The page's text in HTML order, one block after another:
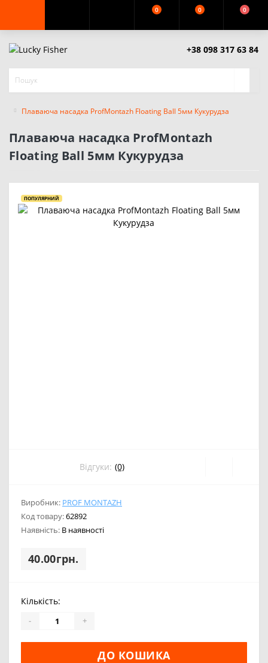
0 0 0
+38 098 317 63 84
Плаваюча насадка ProfMontazh Floating Ball 5мм Кукурудза
Плаваюча насадка ProfMontazh
Floating Ball 5мм Кукурудза
ПОПУЛЯРНИЙ
Відгуки: (0)
Виробник: PROF MONTAZH
Код товару:62892
Наявність: В наявності
40.00грн.
Кількість:
- +
ДО КОШИКА